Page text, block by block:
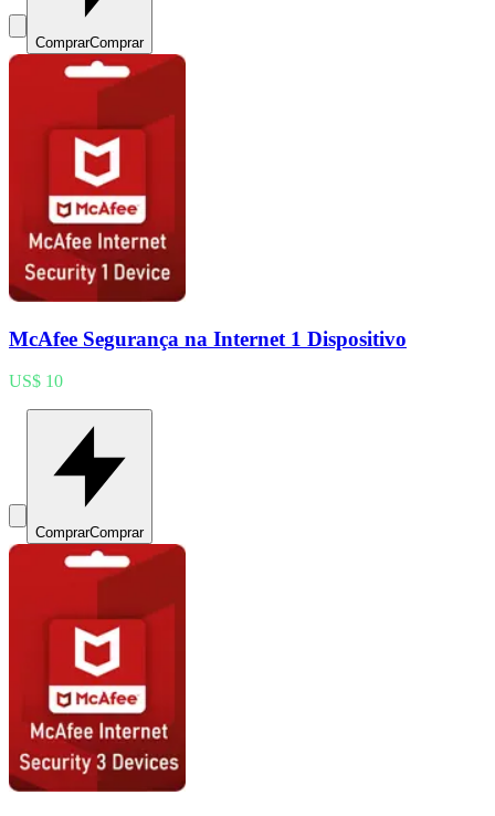
ComprarComprar
McAfee Segurança na Internet 1 Dispositivo
US$ 10
ComprarComprar